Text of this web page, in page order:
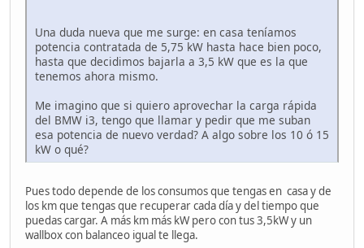
Una duda nueva que me surge: en casa teníamos
potencia contratada de 5,75 kW hasta hace bien poco,
hasta que decidimos bajarla a 3,5 kW que es la que
tenemos ahora mismo.
Me imagino que si quiero aprovechar la carga rápida
del BMW i3, tengo que llamar y pedir que me suban
esa potencia de nuevo verdad? A algo sobre los 10 ó 15
kW o qué?
Pues todo depende de los consumos que tengas en casa y de
los km que tengas que recuperar cada día y del tiempo que
puedas cargar. A más km más kW pero con tus 3,5kW y un
wallbox con balanceo igual te llega.